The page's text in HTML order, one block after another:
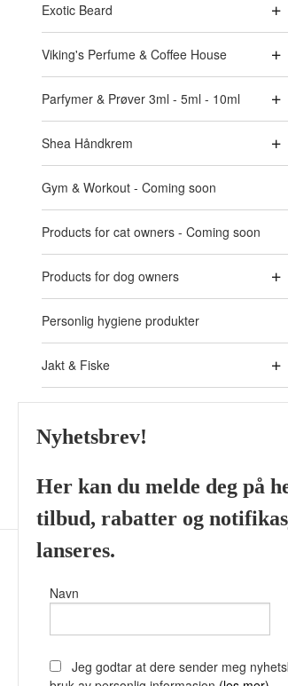
Exotic Beard
Viking's Perfume & Coffee House
Parfymer & Prøver 3ml - 5ml - 10ml
Shea Håndkrem
Gym & Workout - Coming soon
Products for cat owners - Coming soon
Products for dog owners
Personlig hygiene produkter
Jakt & Fiske
Skjeggprodukter fra ulike
Nyhetsbrev!
Her kan du melde deg på
tilbud, rabatter og
lanseres.
Navn
Jeg godtar at dere sender meg